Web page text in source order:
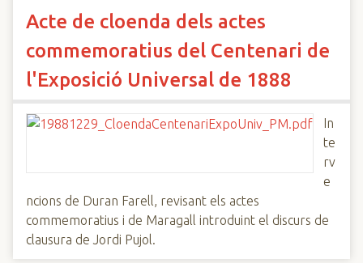
Acte de cloenda dels actes
commemoratius del Centenari de
l'Exposició Universal de 1888
In
te
rv
e
ncions de Duran Farell, revisant els actes
commemoratius i de Maragall introduint el discurs de
clausura de Jordi Pujol.